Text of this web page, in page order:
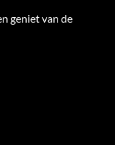
geniet van de